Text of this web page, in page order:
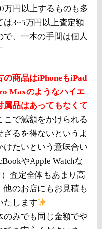
万円以上するものも多
は3~5万円以上査定額
、一本の手間は個人
商品はiPhoneもiPad
Maxのようなハイエ
属品はあってもなくて
こで減額をかけられる
るを得ないというよ
けたいという意味合い
やApple Watchな
査定全体もあまり高
のお店にもお見積も
たします
のみでも同じ金額でや